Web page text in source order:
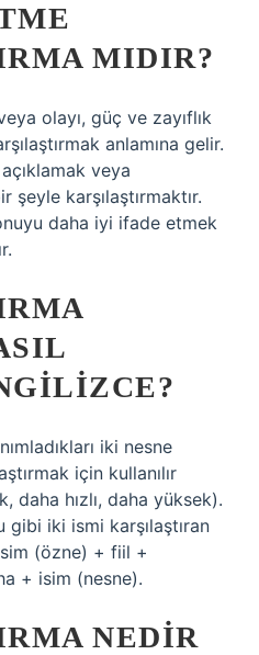
MIDIR?
olayı, güç ve zayıflık
anlamına gelir.
veya
şeyle karşılaştırmaktır.
daha iyi ifade etmek
iki nesne
için kullanılır
daha hızlı, daha yüksek).
gibi iki ismi karşılaştıran
(özne) + fiil +
+ isim (nesne).
NEDIR